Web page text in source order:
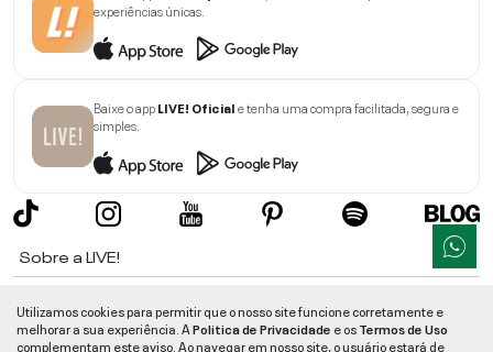
experiências únicas.
Baixe o appLIVE! Oficiale tenha uma compra facilitada, segura e
simples.
Sobre a LIVE!
Informações
Utilizamos cookies para permitir que o nosso site funcione corretamente e
melhorar a sua experiência. APolitica de Privacidade e osTermos de Uso
complementam este aviso. Ao navegar em nosso site, o usuário estará de